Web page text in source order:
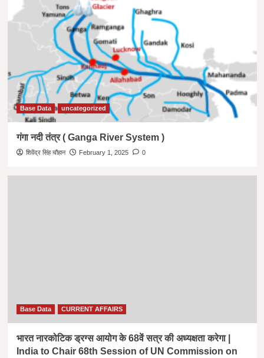
Base Data uncategorized
गंगा नदी तंत्र ( Ganga River System )
शिवेंद्र सिंह चौहान February 1, 2025 0
Base Data CURRENT AFFAIRS
भारत नारकोटिक ड्रग्स आयोग के 68वें सत्र की अध्यक्षता करेगा |
India to Chair 68th Session of UN Commission on